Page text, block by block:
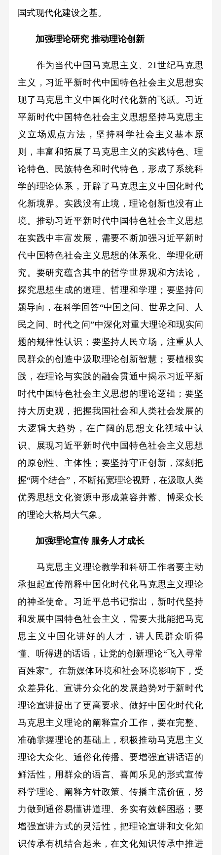
国式现代化建设之基。
加强理论研究 推动理论创新
作为当代中国马克思主义、21世纪马克思
主义，习近平新时代中国特色社会主义思想实
现了马克思主义中国化时代化新的飞跃。习近
平新时代中国特色社会主义思想坚持马克思主
义立场观点方法，坚持科学社会主义基本原
则，丰富和拓展了马克思主义的实践特色、理
论特色、民族特色和时代特色，形成了系统科
学的理论体系，开辟了马克思主义中国化时代
化新境界。实践没有止境，理论创新也没有止
境。推动习近平新时代中国特色社会主义思想
在实践中丰富发展，需要不断加强习近平新时
代中国特色社会主义思想的体系化、学理化研
究。要研究蕴含其中的哲学世界观和方法论，
探究思想生成的道理、哲理和学理；要坚持问
题导向，在科学回答“中国之问、世界之问、人
民之问、时代之问”中深化对重大理论和现实问
题的规律性认识；要坚持人民立场，注重从人
民群众的创造中汲取理论创新智慧；要植根实
践，在理论与实践的融会贯通中揭示习近平新
时代中国特色社会主义思想的理论逻辑；要坚
持大历史观，把握我国社会和人类社会发展的
大逻辑大趋势，在广阔的思想文化视域中认
识、展现习近平新时代中国特色社会主义思想
的原创性、主体性；要坚持守正创新，深刻把
握“两个结合”，不断拓宽理论视野，在汲取人类
优秀思想文化资源中形成兼容并蓄、博采众长
的理论大格局大气象。
加强理论宣传 服务人才成长
马克思主义理论教学和科研工作者要主动
承担起宣传阐释中国化时代化马克思主义理论
的神圣使命。习近平总书记指出，新时代坚持
和发展中国特色社会主义，需要大批能把马克
思主义中国化讲好的人才，讲人民群众听得
懂、听得进的话语，让党的创新理论“飞入寻常
百姓家”。在新媒体环境和社会环境影响下，受
众差异化、宣讲分众化的发展趋势对于新时代
理论宣讲提出了更高要求。做好中国化时代化
马克思主义理论的阐释宣介工作，要在完整、
准确掌握理论的基础上，积极推动马克思主义
理论大众化、通俗化传播。要增强宣讲话语的
鲜活性，用群众的语言、喜闻乐见的形式宣传
科学理论、阐释方针政策、传播主流价值，努
力做到通俗易懂讲道理、务实有效解困惑；要
增强宣讲方式的灵活性，把理论宣讲和文化知
识传承有机结合起来，在文化知识传承中推进